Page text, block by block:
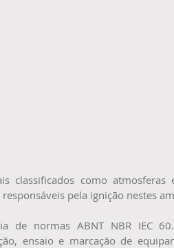
classificados como
responsáveis pela ignição nestes
de normas ABNT NBR IEC
ensaio e marcação de